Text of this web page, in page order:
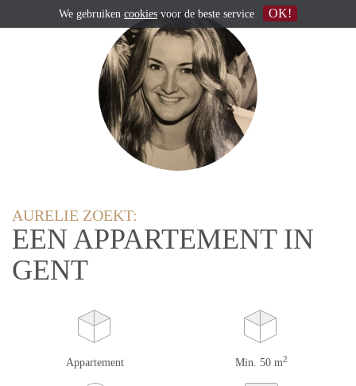
AURELIE ZOEKT:
EEN APPARTEMENT IN
GENT
Appartement Min. 50 m2
We gebruiken cookies voor de beste service OK!